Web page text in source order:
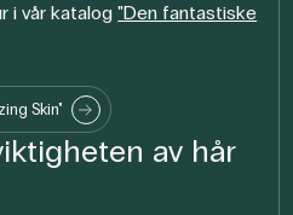
i vår katalog"Den fantastiske
Skin"
av hår